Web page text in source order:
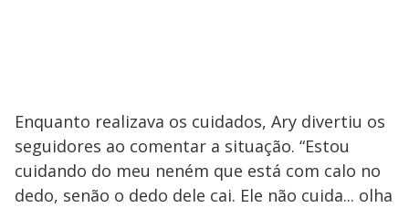
Enquanto realizava os cuidados, Ary divertiu os
seguidores ao comentar a situação. “Estou
cuidando do meu neném que está com calo no
dedo, senão o dedo dele cai. Ele não cuida... olha